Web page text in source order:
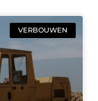
VERBOUWEN